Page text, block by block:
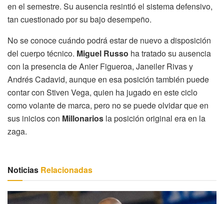
en el semestre. Su ausencia resintió el sistema defensivo,
tan cuestionado por su bajo desempeño.
No se conoce cuándo podrá estar de nuevo a disposición
del cuerpo técnico. Miguel Russo ha tratado su ausencia
con la presencia de Anier Figueroa, Janeiler Rivas y
Andrés Cadavid, aunque en esa posición también puede
contar con Stiven Vega, quien ha jugado en este ciclo
como volante de marca, pero no se puede olvidar que en
sus inicios con Millonarios la posición original era en la
zaga.
Noticias Relacionadas